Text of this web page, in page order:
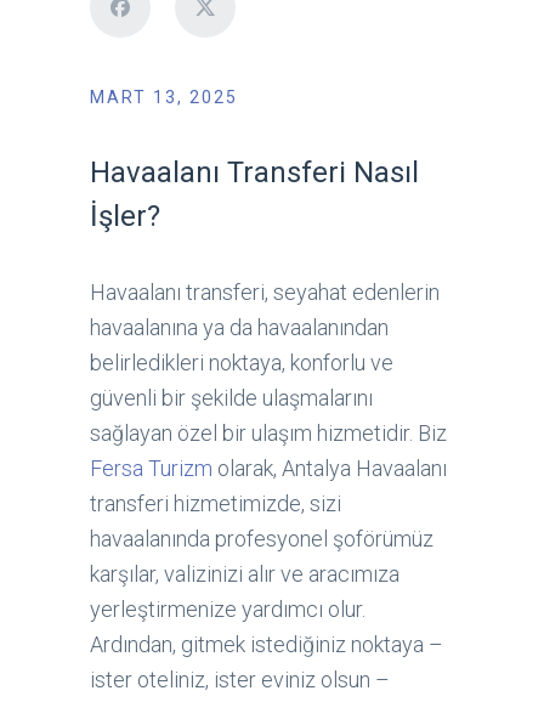
MART 13, 2025
Havaalanı Transferi Nasıl
İşler?
Havaalanı transferi, seyahat edenlerin
havaalanına ya da havaalanından
belirledikleri noktaya, konforlu ve
güvenli bir şekilde ulaşmalarını
sağlayan özel bir ulaşım hizmetidir. Biz
Fersa Turizm olarak, Antalya Havaalanı
transferi hizmetimizde, sizi
havaalanında profesyonel şoförümüz
karşılar, valizinizi alır ve aracımıza
yerleştirmenize yardımcı olur.
Ardından, gitmek istediğiniz noktaya –
ister oteliniz, ister eviniz olsun –